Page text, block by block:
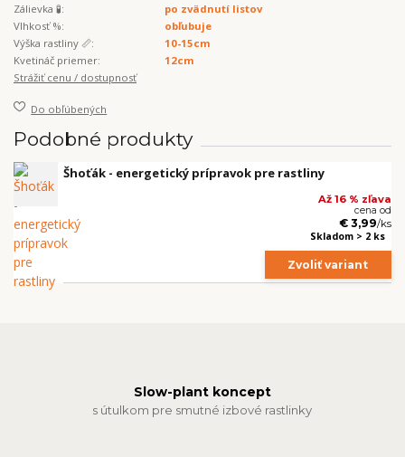
Zálievka 🧪:
po zvädnutí listov
Vlhkosť %:
obľubuje
Výška rastliny 📏:
10-15cm
Kvetináč priemer:
12cm
Strážiť cenu / dostupnosť
Do obľúbených
Podobné produkty
Šhoťák - energetický prípravok pre rastliny
Až 16 % zľava
cena od
€ 3,99/ks
Skladom > 2 ks
Zvoliť variant
Slow-plant koncept
s útulkom pre smutné izbové rastlinky